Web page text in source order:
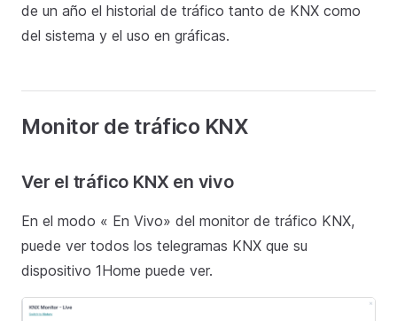
de un año el historial de tráfico tanto de KNX como
del sistema y el uso en gráficas.
Monitor de tráfico KNX
Ver el tráfico KNX en vivo
En el modo « En Vivo» del monitor de tráfico KNX,
puede ver todos los telegramas KNX que su
dispositivo 1Home puede ver.